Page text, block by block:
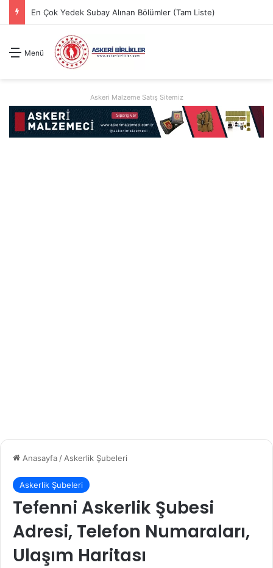
En Çok Yedek Subay Alınan Bölümler (Tam Liste)
Menü
Askeri Malzeme Satış Sitemiz
Anasayfa / Askerlik Şubeleri
Askerlik Şubeleri
Tefenni Askerlik Şubesi
Adresi, Telefon Numaraları,
Ulaşım Haritası